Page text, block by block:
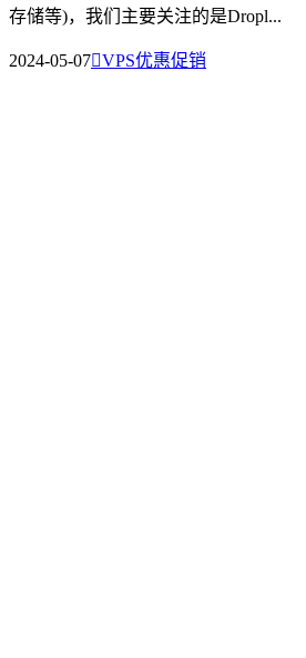
存储等)，我们主要关注的是Dropl...
2024-05-07VPS优惠促销